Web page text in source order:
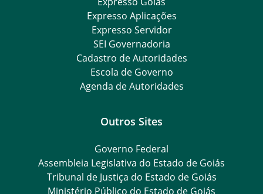
Expresso Aplicações
Expresso Servidor
SEI Governadoria
Cadastro de Autoridades
Escola de Governo
Agenda de Autoridades
Outros Sites
Governo Federal
Assembleia Legislativa do Estado de Goiás
Tribunal de Justiça do Estado de Goiás
Ministério Público do Estado de Goiás